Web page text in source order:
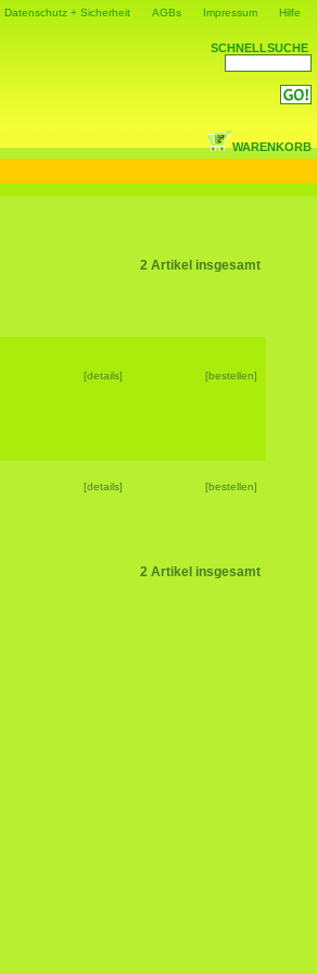
Datenschutz + Sicherheit AGBs Impressum Hilfe
SCHNELLSUCHE
WARENKORB
2 Artikel insgesamt
[details] [bestellen]
[details] [bestellen]
2 Artikel insgesamt